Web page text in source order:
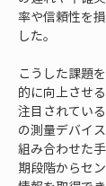
率や信頼性を
した。
こうした課題
的に向上させ
注目されてい
の測量デバイス
組み合わせた
期段階からセ